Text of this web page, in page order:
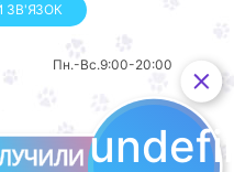
ЗВ'ЯЗОК
Пн.-Вс.9:00-20:00